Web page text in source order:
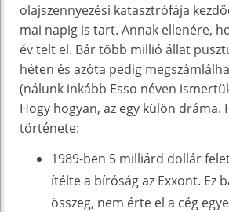
olajszennyezési katasztrófája
mai napig is tart. Annak ellenére,
év telt el. Bár több millió állat
héten és azóta pedig
(nálunk inkább Esso néven
Hogy hogyan, az egy külön dráma.
története:
1989-ben 5 milliárd dollár
ítélte a bíróság az Exxont. Ez
összeg, nem érte el a cég